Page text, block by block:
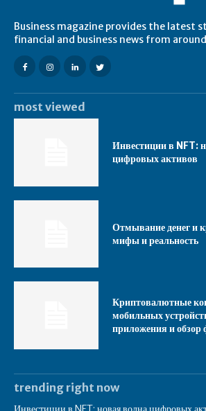
Business magazine provides the latest
financial and business news from
most viewed
Инвестиции в NFT:
цифровых активов
Отмывание денег и
мифы и реальность
Криптовалютные
мобильных
приложения и обзор
trending right now